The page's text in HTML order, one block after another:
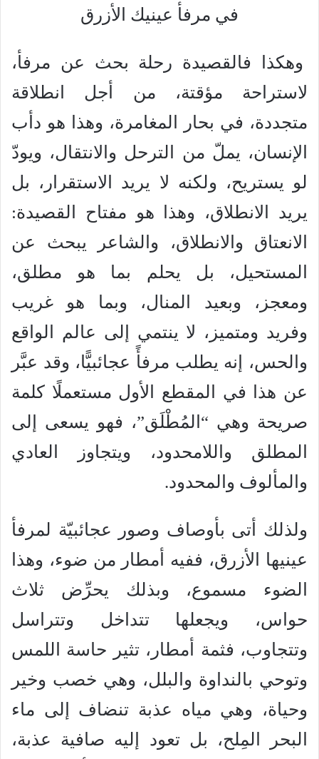
في مرفأ عينيك الأزرق
وهكذا فالقصيدة رحلة بحث عن مرفأ،
لاستراحة مؤقتة، من أجل انطلاقة
متجددة، في بحار المغامرة، وهذا هو دأب
الإنسان، يملّ من الترحل والانتقال، ويودّ
لو يستريح، ولكنه لا يريد الاستقرار، بل
يريد الانطلاق، وهذا هو مفتاح القصيدة:
الانعتاق والانطلاق، والشاعر يبحث عن
المستحيل، بل يحلم بما هو مطلق،
ومعجز، وبعيد المنال، وبما هو غريب
وفريد ومتميز، لا ينتمي إلى عالم الواقع
والحس، إنه يطلب مرفأً عجائبيًّا، وقد عبَّر
عن هذا في المقطع الأول مستعملًا كلمة
صريحة وهي “المُطْلَق”، فهو يسعى إلى
المطلق واللامحدود، ويتجاوز العادي
والمألوف والمحدود.
ولذلك أتى بأوصاف وصور عجائبيّة لمرفأ
عينيها الأزرق، ففيه أمطار من ضوء، وهذا
الضوء مسموع، وبذلك يحرِّض ثلاث
حواس، ويجعلها تتداخل وتتراسل
وتتجاوب، فثمة أمطار، تثير حاسة اللمس
وتوحي بالنداوة والبلل، وهي خصب وخير
وحياة، وهي مياه عذبة تنضاف إلى ماء
البحر المِلح، بل تعود إليه صافية عذبة،